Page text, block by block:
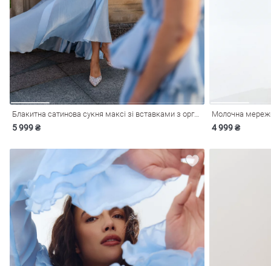
Сарафани На
Блакитна сатинова сукня максі зі вставками з органзи
5 999 ₴
Молочна
4 999 ₴